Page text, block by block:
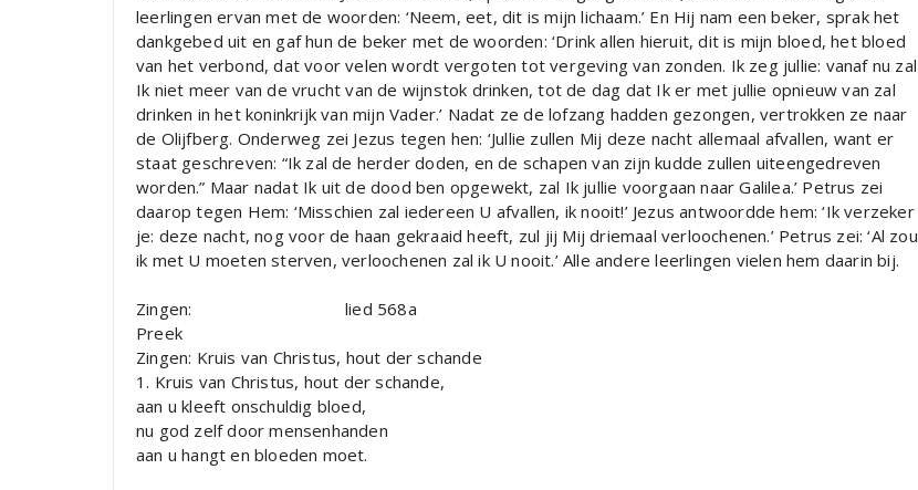
leerlingen ervan met de woorden: ‘Neem, eet, dit is mijn lichaam.’ En Hij nam een beker, sprak het
dankgebed uit en gaf hun de beker met de woorden: ‘Drink allen hieruit, dit is mijn bloed, het bloed
van het verbond, dat voor velen wordt vergoten tot vergeving van zonden. Ik zeg jullie: vanaf nu zal
Ik niet meer van de vrucht van de wijnstok drinken, tot de dag dat Ik er met jullie opnieuw van zal
drinken in het koninkrijk van mijn Vader.’ Nadat ze de lofzang hadden gezongen, vertrokken ze naar
de Olijfberg. Onderweg zei Jezus tegen hen: ‘Jullie zullen Mij deze nacht allemaal afvallen, want er
staat geschreven: “Ik zal de herder doden, en de schapen van zijn kudde zullen uiteengedreven
worden.” Maar nadat Ik uit de dood ben opgewekt, zal Ik jullie voorgaan naar Galilea.’ Petrus zei
daarop tegen Hem: ‘Misschien zal iedereen U afvallen, ik nooit!’ Jezus antwoordde hem: ‘Ik verzeker
je: deze nacht, nog voor de haan gekraaid heeft, zul jij Mij driemaal verloochenen.’ Petrus zei: ‘Al zou
ik met U moeten sterven, verloochenen zal ik U nooit.’ Alle andere leerlingen vielen hem daarin bij.
Zingen: lied 568a
Preek
Zingen: Kruis van Christus, hout der schande
1. Kruis van Christus, hout der schande,
aan u kleeft onschuldig bloed,
nu god zelf door mensenhanden
aan u hangt en bloeden moet.